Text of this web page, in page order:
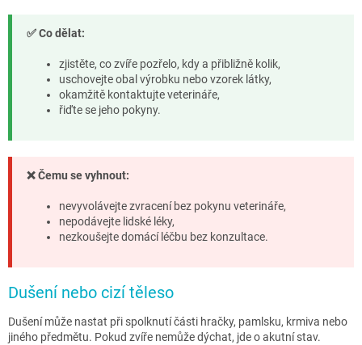
✅ Co dělat:
zjistěte, co zvíře pozřelo, kdy a přibližně kolik,
uschovejte obal výrobku nebo vzorek látky,
okamžitě kontaktujte veterináře,
řiďte se jeho pokyny.
❌ Čemu se vyhnout:
nevyvolávejte zvracení bez pokynu veterináře,
nepodávejte lidské léky,
nezkoušejte domácí léčbu bez konzultace.
Dušení nebo cizí těleso
Dušení může nastat při spolknutí části hračky, pamlsku, krmiva nebo
jiného předmětu. Pokud zvíře nemůže dýchat, jde o akutní stav.